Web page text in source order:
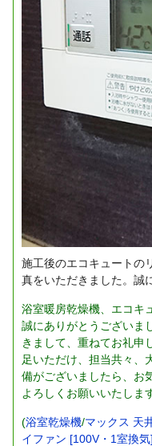
施工後のエコキュートの
真をいただきました。誠
浴室暖房乾燥機、エコキ
誠にありがとうございま
きまして、重ねてお礼申
足いただけ、担当共々、
備がございましたら、お
よろしくお願いいたしま
(浴室乾燥機/マックス 天
イファン [100V・1室換